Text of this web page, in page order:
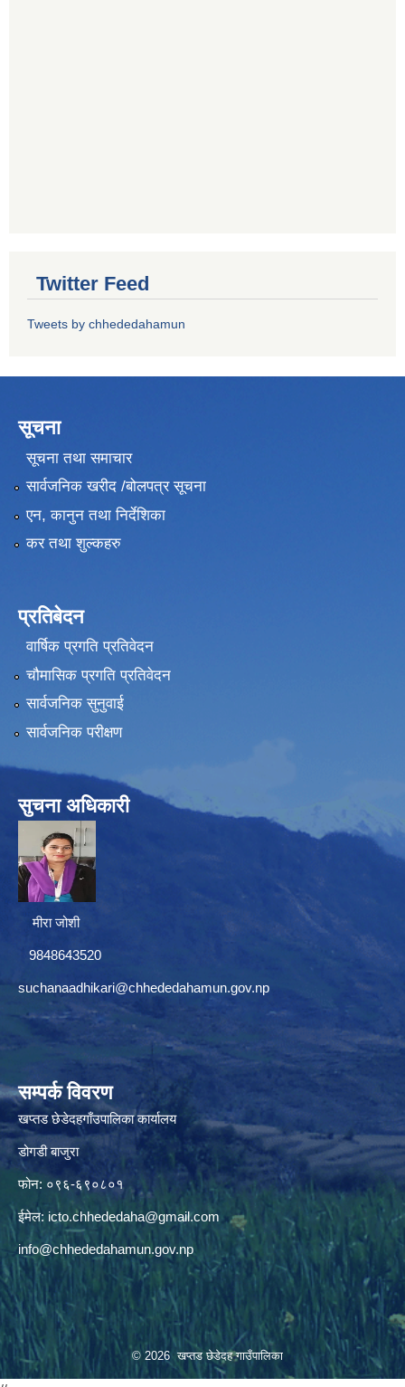
Twitter Feed
Tweets by chhededahamun
सूचना
सूचना तथा समाचार
सार्वजनिक खरीद /बोलपत्र सूचना
एन, कानुन तथा निर्देशिका
कर तथा शुल्कहरु
प्रतिबेदन
वार्षिक प्रगति प्रतिवेदन
चौमासिक प्रगति प्रतिवेदन
सार्वजनिक सुनुवाई
सार्वजनिक परीक्षण
सुचना अधिकारी
मीरा जोशी
9848643520
suchanaadhikari@chhededahamun.gov.np
सम्पर्क विवरण
खप्तड छेडेदहगाँउपालिका कार्यालय
डोगडी बाजुरा
फोन: ०९६-६९०८०१
ईमेल: icto.chhededaha@gmail.com
info@chhededahamun.gov.np
© 2026 खप्तड छेडेदह गाउँपालिका